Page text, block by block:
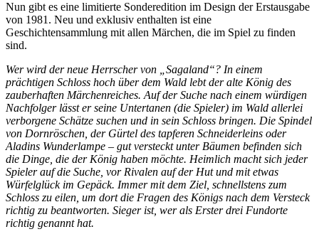
Nun gibt es eine limitierte Sonderedition im Design der Erstausgabe
von 1981. Neu und exklusiv enthalten ist eine
Geschichtensammlung mit allen Märchen, die im Spiel zu finden
sind.
Wer wird der neue Herrscher von „Sagaland“? In einem
prächtigen Schloss hoch über dem Wald lebt der alte König des
zauberhaften Märchenreiches. Auf der Suche nach einem würdigen
Nachfolger lässt er seine Untertanen (die Spieler) im Wald allerlei
verborgene Schätze suchen und in sein Schloss bringen. Die Spindel
von Dornröschen, der Gürtel des tapferen Schneiderleins oder
Aladins Wunderlampe – gut versteckt unter Bäumen befinden sich
die Dinge, die der König haben möchte. Heimlich macht sich jeder
Spieler auf die Suche, vor Rivalen auf der Hut und mit etwas
Würfelglück im Gepäck. Immer mit dem Ziel, schnellstens zum
Schloss zu eilen, um dort die Fragen des Königs nach dem Versteck
richtig zu beantworten. Sieger ist, wer als Erster drei Fundorte
richtig genannt hat.